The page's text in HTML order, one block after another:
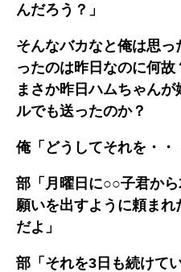
んだろう？」
そんなバカなと俺は思っ
ったのは昨日なのに何故
まさか昨日ハムちゃん
ルでも送ったのか？
俺「どうしてそれを・・
部「月曜日に○○子君か
願いを出すように頼まれ
だよ」
部「それを3日も続けて